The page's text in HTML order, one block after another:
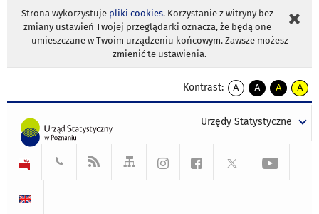
Strona wykorzystuje pliki cookies. Korzystanie z witryny bez
zmiany ustawień Twojej przeglądarki oznacza, że będą one
umieszczane w Twoim urządzeniu końcowym. Zawsze możesz
zmienić te ustawienia.
Kontrast:
A
kontrast
A
kontrast
tekst
czarnym
A
kontrast
tekst
czarnym
A
tekst
żółtym
Urzędy Statystyczne